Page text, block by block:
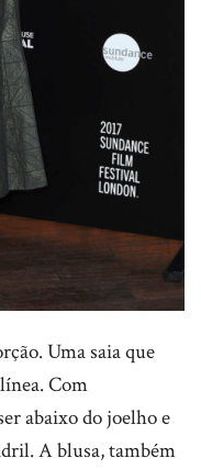
Uma saia que
Com
abaixo do joelho e
A blusa, também